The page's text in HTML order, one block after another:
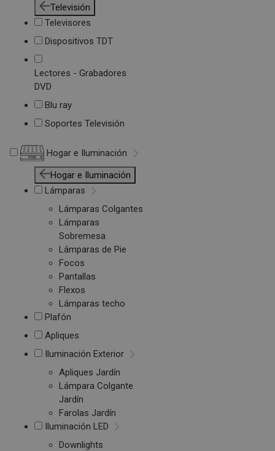
Televisión
Televisores
Dispositivos TDT
Lectores - Grabadores
DVD
Blu ray
Soportes Televisión
Hogar e Iluminación
Hogar e Iluminación
Lámparas
Lámparas Colgantes
Lámparas
Sobremesa
Lámparas de Pie
Focos
Pantallas
Flexos
Lámparas techo
Plafón
Apliques
Iluminación Exterior
Apliques Jardín
Lámpara Colgante
Jardín
Farolas Jardín
Iluminación LED
Downlights